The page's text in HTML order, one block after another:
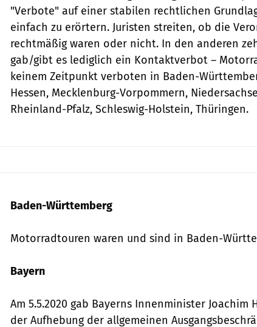
"Verbote" auf einer stabilen rechtlichen
einfach zu erörtern. Juristen streiten, ob die
rechtmäßig waren oder nicht. In den anderen
gab/gibt es lediglich ein Kontaktverbot –
keinem Zeitpunkt verboten in Baden-
Hessen, Mecklenburg-Vorpommern,
Rheinland-Pfalz, Schleswig-Holstein, Thüringen.
Baden-Württemberg
Motorradtouren waren und sind in Baden-
Bayern
Am 5.5.2020 gab Bayerns Innenminister
der Aufhebung der allgemeinen